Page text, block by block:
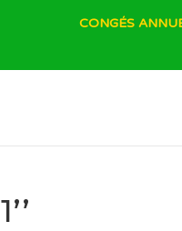
CONGÉS